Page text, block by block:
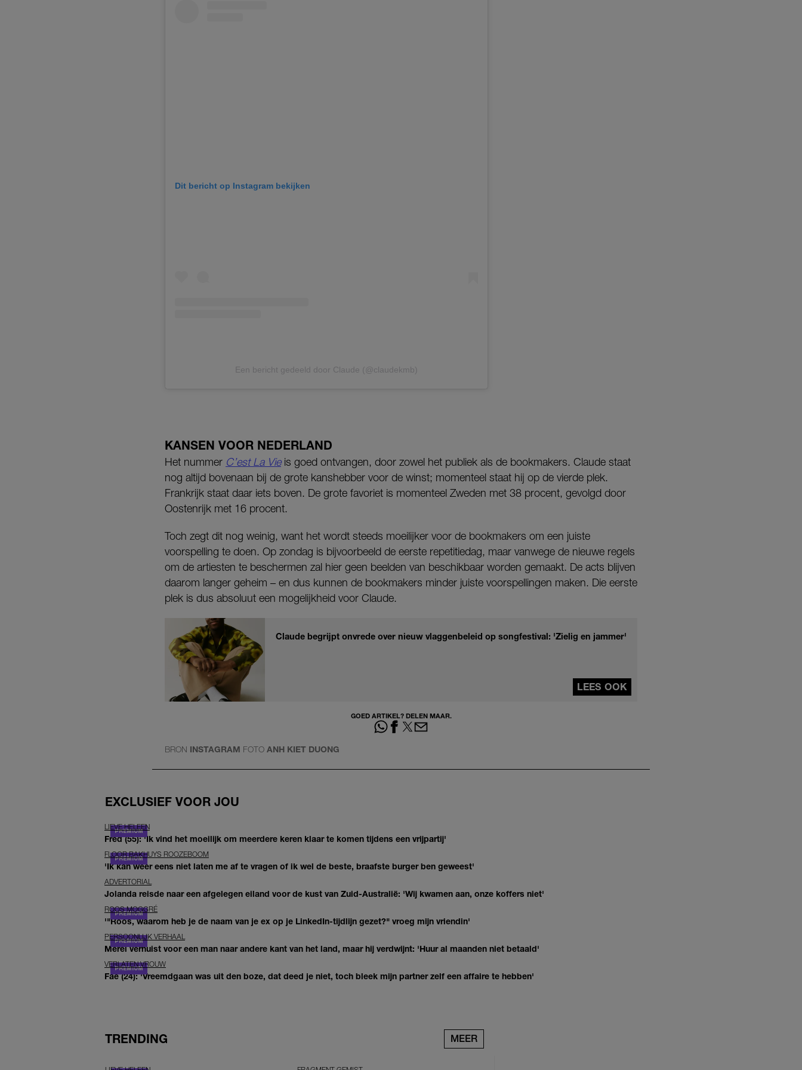
Dit bericht op Instagram bekijken
Een bericht gedeeld door Claude (@claudekmb)
KANSEN VOOR NEDERLAND
Het nummer C’est La Vieis goed ontvangen, door zowel het publiek als de bookmakers. Claude staat
nog altijd bovenaan bij de grote kanshebber voor de winst; momenteel staat hij op de vierde plek.
Frankrijk staat daar iets boven. De grote favoriet is momenteel Zweden met 38 procent, gevolgd door
Oostenrijk met 16 procent.
Toch zegt dit nog weinig, want het wordt steeds moeilijker voor de bookmakers om een juiste
voorspelling te doen. Op zondag is bijvoorbeeld de eerste repetitiedag, maar vanwege de nieuwe regels
om de artiesten te beschermen zal hier geen beelden van beschikbaar worden gemaakt. De acts blijven
daarom langer geheim – en dus kunnen de bookmakers minder juiste voorspellingen maken. Die eerste
plek is dus absoluut een mogelijkheid voor Claude.
Claude begrijpt onvrede over nieuw vlaggenbeleid op songfestival: 'Zielig en jammer'
LEES OOK
GOED ARTIKEL? DELEN MAAR.
BRON INSTAGRAM FOTO ANH KIET DUONG
EXCLUSIEF VOOR JOU
LIEVE HELEEN
Fred (55): 'Ik vind het moeilijk om meerdere keren klaar te komen tijdens een vrijpartij'
FLOOR BAKHUYS ROOZEBOOM
'Ik kan weer eens niet laten me af te vragen of ik wel de beste, braafste burger ben geweest'
ADVERTORIAL
Jolanda reisde naar een afgelegen eiland voor de kust van Zuid-Australië: 'Wij kwamen aan, onze koffers niet'
ROOS MOGGRÉ
'"Roos, waarom heb je de naam van je ex op je LinkedIn-tijdlijn gezet?" vroeg mijn vriendin'
PERSOONLIJK VERHAAL
Merel verhuist voor een man naar andere kant van het land, maar hij verdwijnt: 'Huur al maanden niet betaald'
VERLATEN VROUW
Fae (24): 'Vreemdgaan was uit den boze, dat deed je niet, toch bleek mijn partner zelf een affaire te hebben'
TRENDING MEER